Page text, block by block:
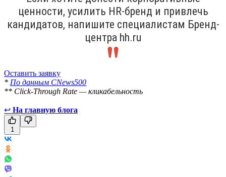
ценности, усилить HR-бренд и привлечь
кандидатов, напишите специалистам Бренд-
центра hh.ru
Оставить заявку
* По данным CNews500
** Click-Through Rate — кликабельность
↩ На главную блога
1